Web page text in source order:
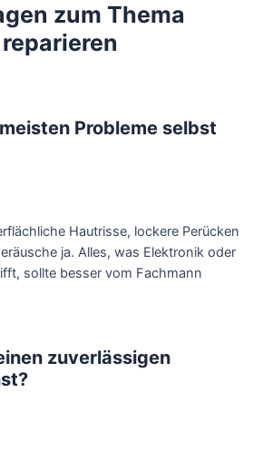
zum Thema
Probleme selbst
Hautrisse, lockere Perücken
ja. Alles, was Elektronik oder
sollte besser vom Fachmann
zuverlässigen